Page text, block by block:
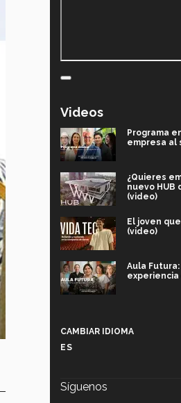
Videos
Programa
empresa al
¿Quieres
nuevo HUB
(video)
El joven
(video)
Aula
CAMBIAR IDIOMA
ES
Síguenos